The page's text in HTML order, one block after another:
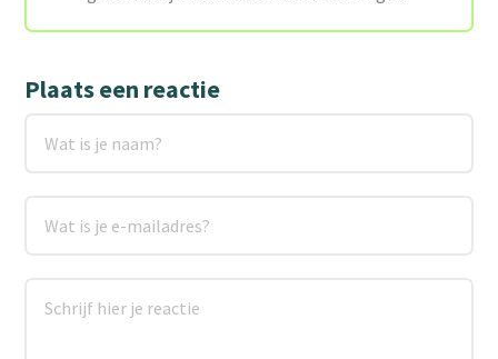
Plaats een reactie